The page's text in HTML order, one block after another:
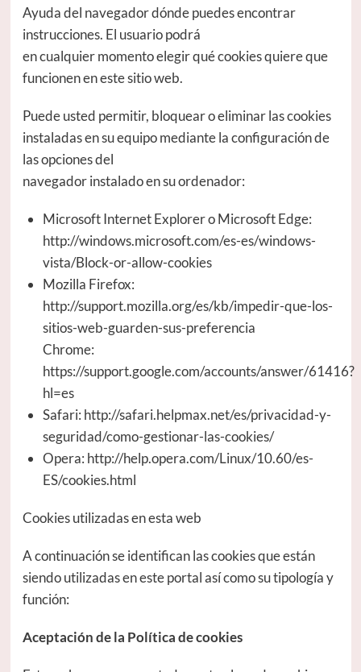
Ayuda del navegador dónde puedes encontrar
instrucciones. El usuario podrá
en cualquier momento elegir qué cookies quiere que
funcionen en este sitio web.
Puede usted permitir, bloquear o eliminar las cookies
instaladas en su equipo mediante la configuración de
las opciones del
navegador instalado en su ordenador:
Microsoft Internet Explorer o Microsoft Edge:
http://windows.microsoft.com/es-es/windows-
vista/Block-or-allow-cookies
Mozilla Firefox:
http://support.mozilla.org/es/kb/impedir-que-los-
sitios-web-guarden-sus-preferencia
Chrome:
https://support.google.com/accounts/answer/61416?
hl=es
Safari: http://safari.helpmax.net/es/privacidad-y-
seguridad/como-gestionar-las-cookies/
Opera: http://help.opera.com/Linux/10.60/es-
ES/cookies.html
Cookies utilizadas en esta web
A continuación se identifican las cookies que están
siendo utilizadas en este portal así como su tipología y
función:
Aceptación de la Política de cookies